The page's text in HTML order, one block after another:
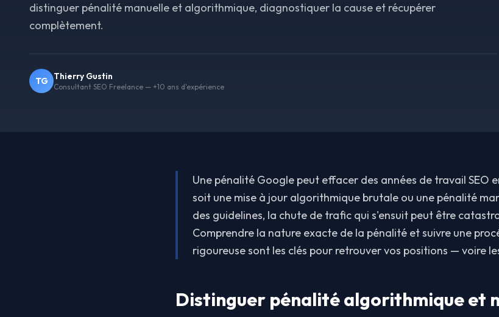
distinguer pénalité manuelle et algorithmique, diagnostiquer la cause et récupérer
complètement.
TG Thierry Gustin
Consultant SEO Freelance — +10 ans d'expérience
Une pénalité Google peut effacer des années de travail SEO
soit une mise à jour algorithmique brutale ou une pénalité
des guidelines, la chute de trafic qui s'ensuit peut être
Comprendre la nature exacte de la pénalité et suivre une
rigoureuse sont les clés pour retrouver vos positions — voire
Distinguer pénalité algorithmique et